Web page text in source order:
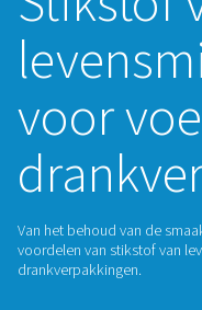
voor